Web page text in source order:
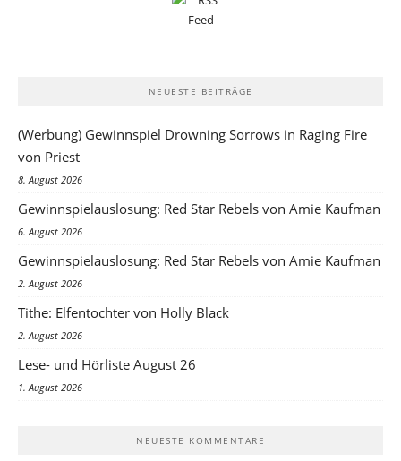
NEUESTE BEITRÄGE
(Werbung) Gewinnspiel Drowning Sorrows in Raging Fire
von Priest
8. August 2026
Gewinnspielauslosung: Red Star Rebels von Amie Kaufman
6. August 2026
Gewinnspielauslosung: Red Star Rebels von Amie Kaufman
2. August 2026
Tithe: Elfentochter von Holly Black
2. August 2026
Lese- und Hörliste August 26
1. August 2026
NEUESTE KOMMENTARE